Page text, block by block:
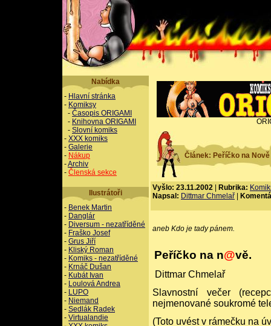
Nabídka
- Hlavní stránka
- Komiksy
- Časopis ORIGAMI
- Knihovna ORIGAMI
- Slovní komiks
- XXX komiks
- Galerie
- Nákup
-Archiv
- Členská sekce
Ilustrátoři
- Benek Martin
- Danglár
- Diversum - nezatříděné
- Fraško Josef
- Grus Jiří
- Kliský Roman
- Komiks - nezatříděné
- Krnáč Dušan
- Kubát Ivan
- Loulová Andrea
- LUPO
- Niemand
- Sedlák Radek
- Virtualandie
Článek: Peříčko na Nově
Vyšlo: 23.11.2002 Rubrika:
Napsal: Dittmar Chmelař
aneb Kdo je tady pánem.
Peříčko na n@vě.
Dittmar Chmelař
Slavnostní večer
nejmenované soukromé
(Toto uvést v rámečku na